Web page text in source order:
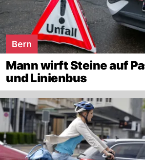
Bern
Mann wirft Steine auf
und Linienbus